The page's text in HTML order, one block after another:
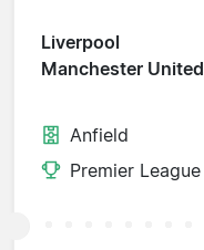
Liverpool
Manchester United
Anfield
Premier League